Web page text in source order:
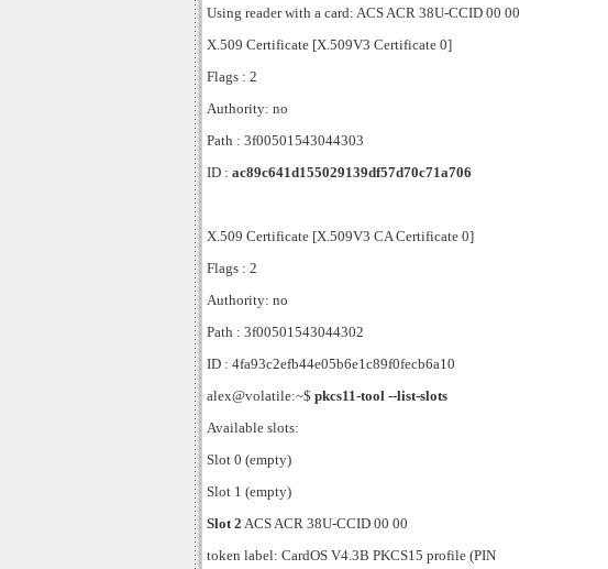
Using reader with a card: ACS ACR 38U-CCID 00 00
X.509 Certificate [X.509V3 Certificate 0]
Flags : 2
Authority: no
Path : 3f00501543044303
ID : ac89c641d155029139df57d70c71a706
X.509 Certificate [X.509V3 CA Certificate 0]
Flags : 2
Authority: no
Path : 3f00501543044302
ID : 4fa93c2efb44e05b6e1c89f0fecb6a10
alex@volatile:~$ pkcs11-tool --list-slots
Available slots:
Slot 0 (empty)
Slot 1 (empty)
Slot 2 ACS ACR 38U-CCID 00 00
token label: CardOS V4.3B PKCS15 profile (PIN